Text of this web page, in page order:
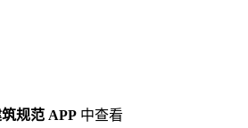
筑规范 APP 中查看